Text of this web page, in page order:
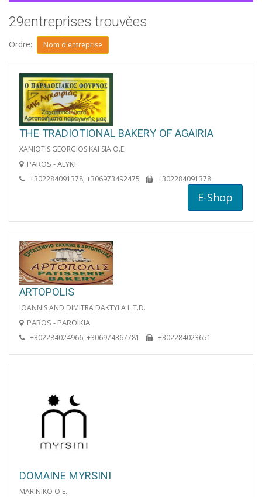
29entreprises trouvées
Ordre: Nom d'entreprise
THE TRADIOTIONAL BAKERY OF AGAIRIA
XANIOTIS GEORGIOS KAI SIA O.E.
PAROS - ALYKI
+302284091378, +306973492475 +302284091378
E-Shop
ARTOPOLIS
IOANNIS AND DIMITRA DAKTYLA L.T.D.
PAROS - PAROIKIA
+302284024966, +306974367781 +302284023651
DOMAINE MYRSINI
MARINIKO O.E.